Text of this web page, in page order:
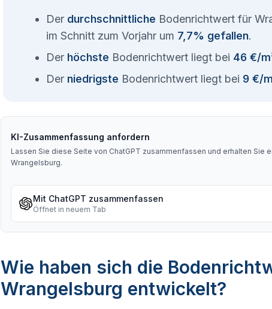
Der durchschnittliche Bodenrichtwert für
im Schnitt zum Vorjahr um 7,7% gefallen.
Der höchste Bodenrichtwert liegt bei 46 €/
Der niedrigste Bodenrichtwert liegt bei 9 €/
KI-Zusammenfassung anfordern
Lassen Sie diese Seite von ChatGPT zusammenfassen und erhalten
Wrangelsburg.
Mit ChatGPT zusammenfassen
Öffnet in neuem Tab
Wie haben sich die
Wrangelsburg entwickelt?